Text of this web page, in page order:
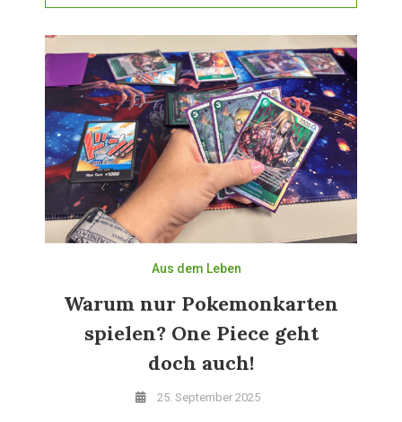
Aus dem Leben
Warum nur Pokemonkarten
spielen? One Piece geht
doch auch!
25. September 2025